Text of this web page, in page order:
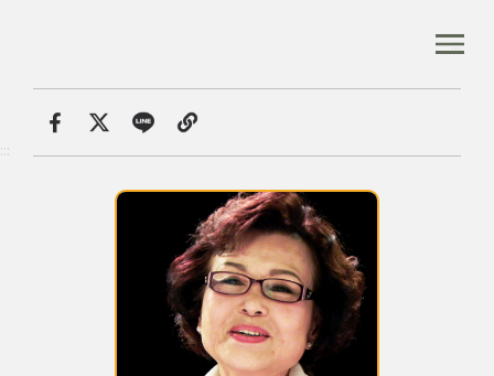
區
:::
首頁 音樂人口述歷史
:::
首頁
音樂人口述歷史